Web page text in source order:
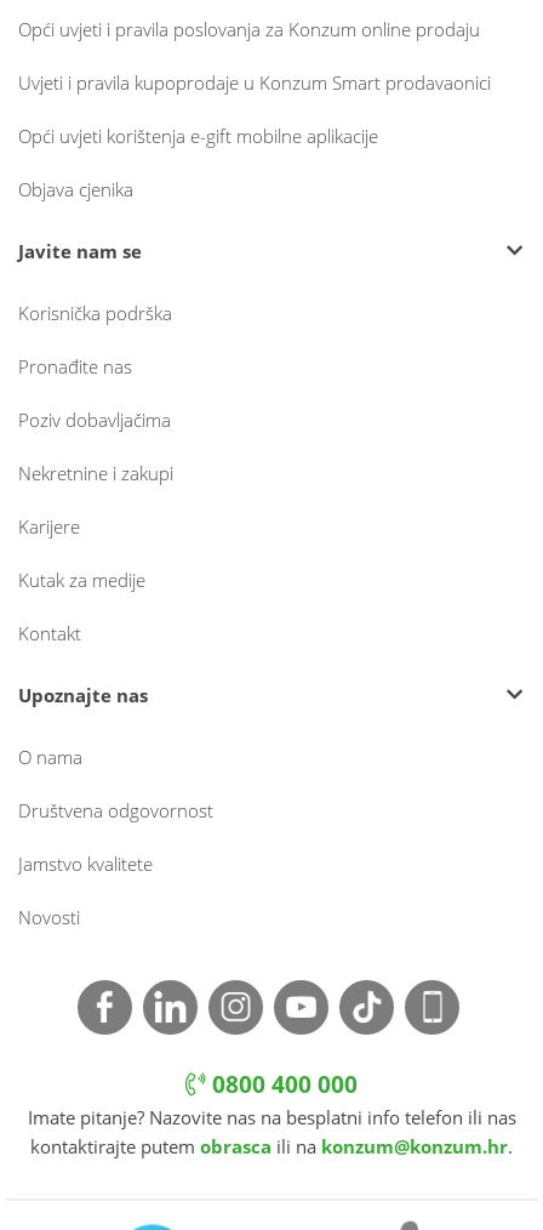
Opći uvjeti i pravila poslovanja za Konzum online prodaju
Uvjeti i pravila kupoprodaje u Konzum Smart prodavaonici
Opći uvjeti korištenja e-gift mobilne aplikacije
Objava cjenika
Javite nam se
Korisnička podrška
Pronađite nas
Poziv dobavljačima
Nekretnine i zakupi
Karijere
Kutak za medije
Kontakt
Upoznajte nas
O nama
Društvena odgovornost
Jamstvo kvalitete
Novosti
0800 400 000
Imate pitanje? Nazovite nas na besplatni info telefon ili nas
kontaktirajte putem obrasca ili na konzum@konzum.hr.